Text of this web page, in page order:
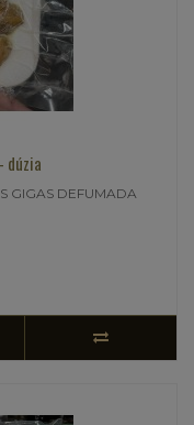
dúzia
GIGAS DEFUMADA